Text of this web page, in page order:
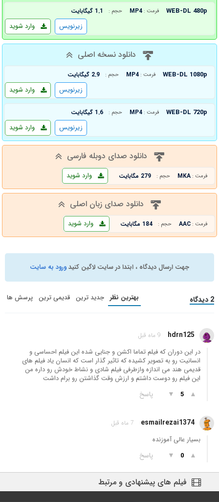
WEB-DL 480p فرمت : MP4 حجم : 1.1 گیگابایت
وارد شوید زیرنویس
دانلود نسخه اصلی
WEB-DL 1080p فرمت : MP4 حجم : 2.9 گیگابایت
وارد شوید زیرنویس
WEB-DL 720p فرمت : MP4 حجم : 1.6 گیگابایت
وارد شوید زیرنویس
دانلود صدای دوبله فارسی
فرمت : MKA حجم : 279 مگابایت وارد شوید
دانلود صدای زبان اصلی
فرمت : AAC حجم : 184 مگابایت وارد شوید
جهت ارسال دیدگاه ، ابتدا در سایت لاگین کنیدورود به سایت
2 دیدگاه بهترین نظر جدید ترین قدیمی ترین پرسش ها
hdrn125 9 ماه قبل
در این دوران که فیلم تماما اکشن و جنایی شده این فیلم احساسی و
انسانیت رو به تصویر کشیده که تاثیر گذار است که انسان یاد فیلم های
قدیمی هند می اندازه وازطرفی فیلم شادی و نشاط خودش رو داره من
این فیلم رو دوست داشتم و ارزش وقت گذاشتن رو برام داشت
▲
5
▼ پاسخ
esmailrezai1374 7 ماه قبل
بسیار عالی آموزنده
▲
0
▼ پاسخ
فیلم های پیشنهادی و مرتبط